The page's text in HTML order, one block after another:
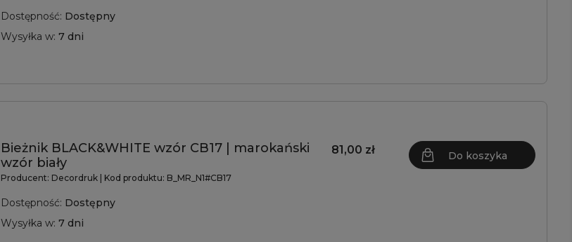
Dostępność: Dostępny
Wysyłka w: 7 dni
Bieżnik BLACK&WHITE wzór CB17 | marokański
wzór biały
Producent: Decordruk | Kod produktu: B_MR_N1#CB17
Dostępność: Dostępny
Wysyłka w: 7 dni
81,00 zł Do koszyka